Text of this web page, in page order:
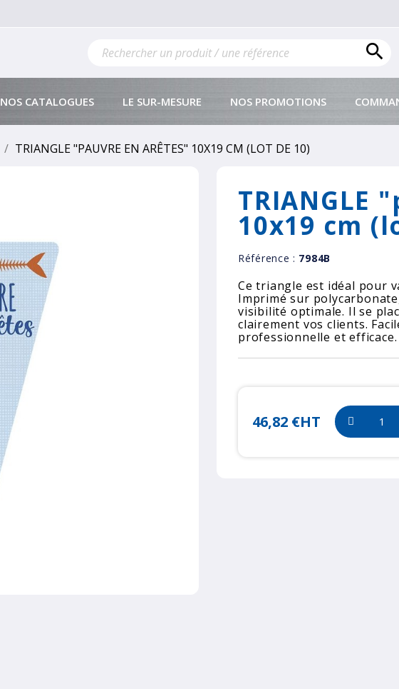

NOS CATALOGUES LE SUR-MESURE NOS PROMOTIONS
TRIANGLE "PAUVRE EN ARÊTES" 10X19 CM (LOT DE 10)
TRIANGLE
10x19 cm
Référence : 7984B
Ce triangle est idéal pour
Imprimé sur
visibilité optimale. Il se
clairement vos clients.
professionnelle et
46,82 €HT